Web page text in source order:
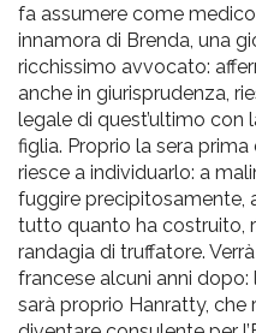
fa assumere come
innamora di Brenda, una
ricchissimo avvocato:
anche in giurisprudenza,
legale di quest’ultimo con
figlia. Proprio la sera
riesce a individuarlo: a
fuggire precipitosamente,
tutto quanto ha costruito,
randagia di truffatore.
francese alcuni anni dopo:
sarà proprio Hanratty, che